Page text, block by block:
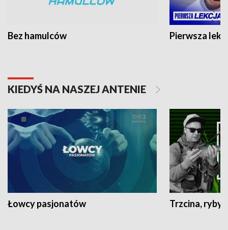
Bez hamulców Pierwsza
KIEDYŚ NA NASZEJ ANTENIE
Łowcy pasjonatów Trzcina, ryby